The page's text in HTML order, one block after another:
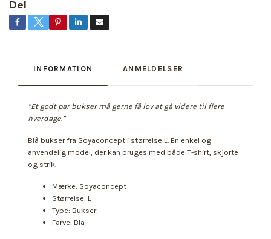
Del
INFORMATION ANMELDELSER
“Et godt par bukser må gerne få lov at gå videre til flere
hverdage.”
Blå bukser fra Soyaconcept i størrelse L. En enkel og
anvendelig model, der kan bruges med både T-shirt, skjorte
og strik.
Mærke: Soyaconcept
Størrelse: L
Type: Bukser
Farve: Blå